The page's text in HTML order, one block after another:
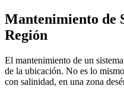
Mantenimiento de
Región
El mantenimiento de un
de la ubicación. No es lo
con salinidad, en una zona